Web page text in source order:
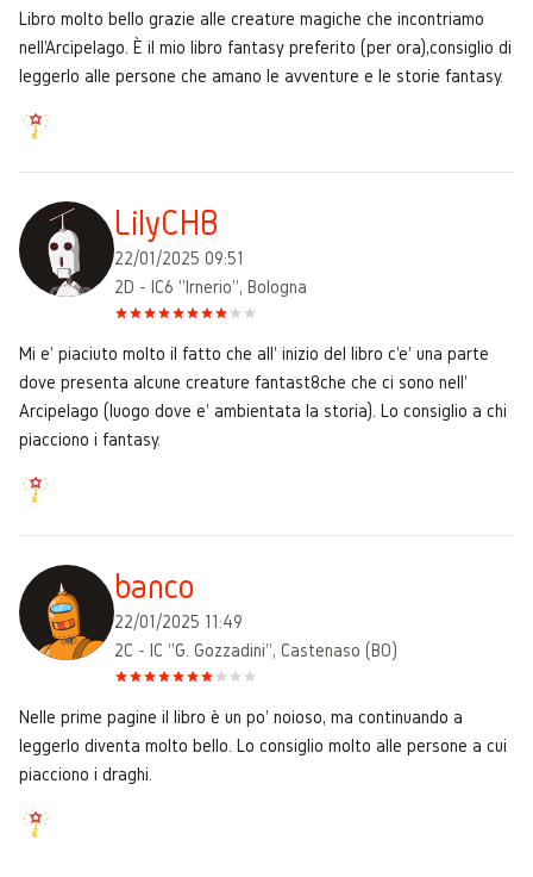
Libro molto bello grazie alle creature magiche che incontriamo
nell'Arcipelago. È il mio libro fantasy preferito (per ora),consiglio di
leggerlo alle persone che amano le avventure e le storie fantasy.
LilyCHB
22/01/2025 09:51
2D - IC6 "Irnerio", Bologna
Mi e' piaciuto molto il fatto che all' inizio del libro c'e' una parte
dove presenta alcune creature fantast8che che ci sono nell'
Arcipelago (luogo dove e' ambientata la storia). Lo consiglio a chi
piacciono i fantasy.
banco
22/01/2025 11:49
2C - IC "G. Gozzadini", Castenaso (BO)
Nelle prime pagine il libro è un po' noioso, ma continuando a
leggerlo diventa molto bello. Lo consiglio molto alle persone a cui
piacciono i draghi.